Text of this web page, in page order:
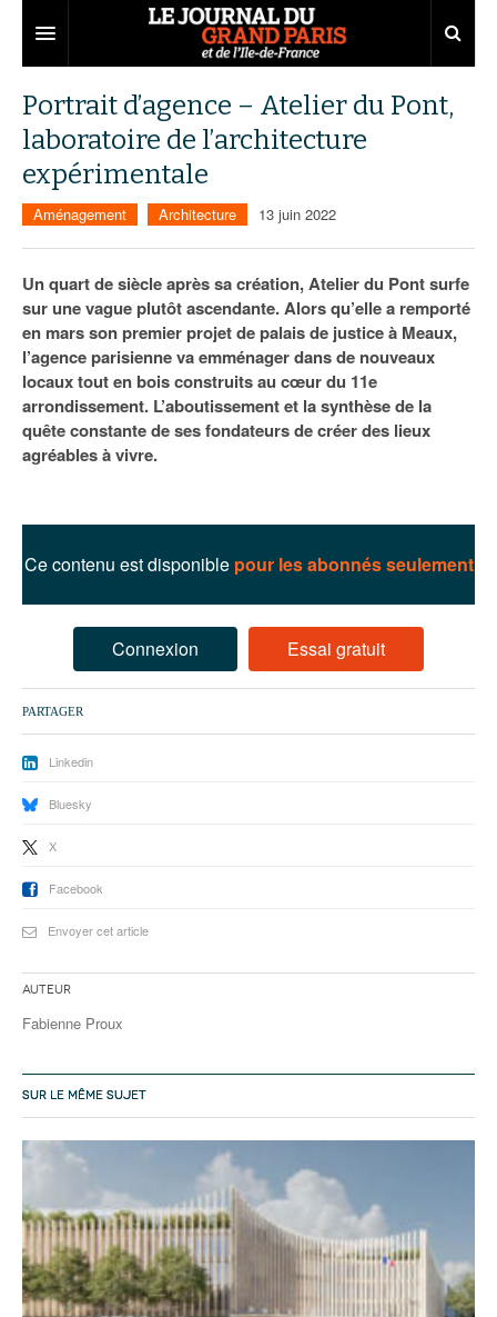
Territoires
Aménagement
Collectivités
Services urbains
Entreprises
Développement économique
Attractivité
Innovation
Transport
Marchés publics
Départements
77
78
91
92
Nominations
Portraits
Agenda
Les Assises du Grand Paris
Éditions précédentes
Le podcast
Ecouter les épisodes
Lire les résumés
Portrait d’agence – Atelier du Pont,
laboratoire de l’architecture
expérimentale
Aménagement Architecture 13 juin 2022
Un quart de siècle après sa création, Atelier du Pont surfe
sur une vague plutôt ascendante. Alors qu’elle a remporté
en mars son premier projet de palais de justice à Meaux,
l’agence parisienne va emménager dans de nouveaux
locaux tout en bois construits au cœur du 11e
arrondissement. L’aboutissement et la synthèse de la
quête constante de ses fondateurs de créer des lieux
agréables à vivre.
Ce contenu est disponible pour les abonnés seulement
Connexion Essai gratuit
PARTAGER
Linkedin
Bluesky
X
Facebook
Envoyer cet article
Auteur
Fabienne Proux
SUR LE MÊME SUJET